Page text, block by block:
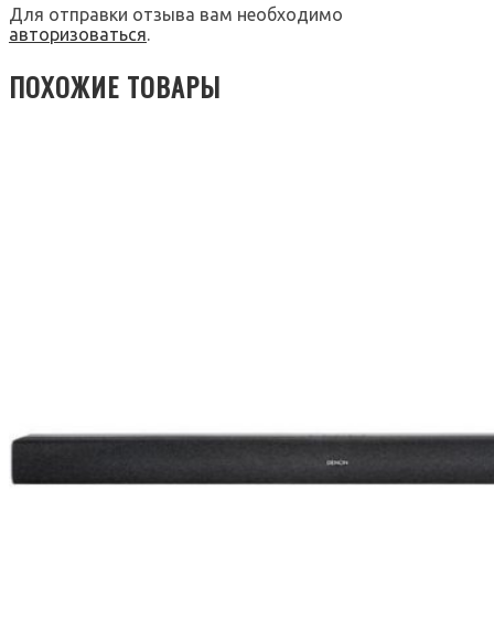
Для отправки отзыва вам необходимо
авторизоваться.
ПОХОЖИЕ ТОВАРЫ